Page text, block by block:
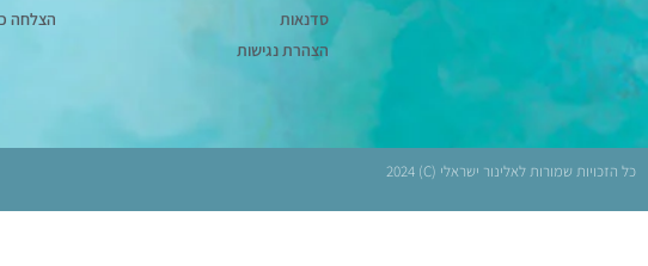
סדנאות
הצהרת נגישות
הצלחה
כל הזכויות שמורות לאלינור ישראלי (C) 2024